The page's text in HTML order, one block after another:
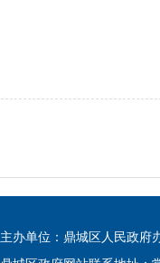
主办单位：鼎城区人民政府